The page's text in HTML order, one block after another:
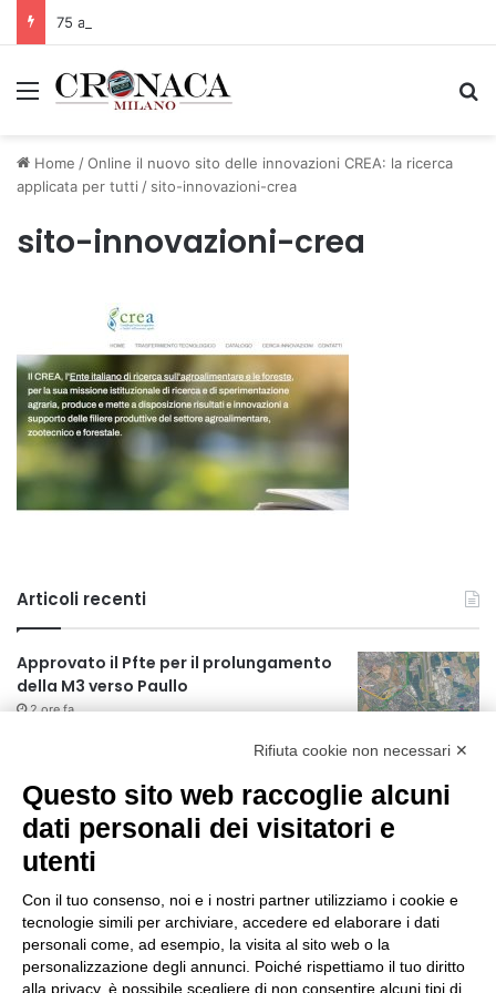
Menu
Home /Online il nuovo sito delle innovazioni CREA: la ricerca
applicata per tutti / sito-innovazioni-crea
sito-innovazioni-crea
Articoli recenti
Approvato il Pfte per il prolungamento
della M3 verso Paullo
2 ore fa
75 anni di INFN. La comunità, la storia, il
futuro della ricerca in fisica
fondamentale in Italia
2 ore fa
Milano Aiuta Estate, 1600 prestazioni di
assistenza attivate
4 ore fa
Il potenziale invisibile: come la
Rifiuta cookie non necessari ✕
Questo sito web raccoglie alcuni
dati personali dei visitatori e
utenti
Con il tuo consenso, noi e i nostri partner utilizziamo i cookie e
tecnologie simili per archiviare, accedere ed elaborare i dati
personali come, ad esempio, la visita al sito web o la
personalizzazione degli annunci. Poiché rispettiamo il tuo diritto
alla privacy, è possibile scegliere di non consentire alcuni tipi di